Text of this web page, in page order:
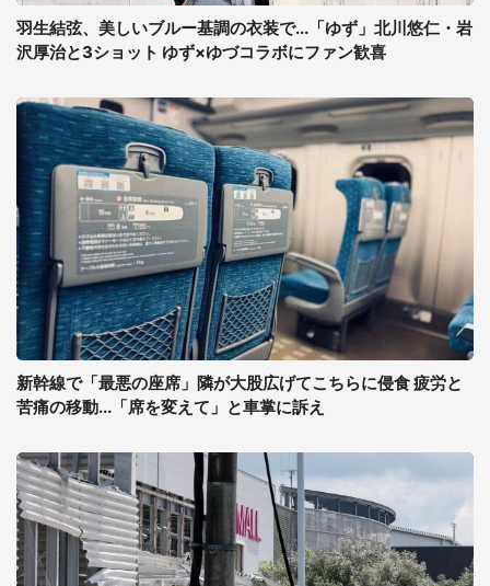
羽生結弦、美しいブルー基調の衣装で...「ゆず」北川悠仁・岩
沢厚治と3ショット ゆず×ゆづコラボにファン歓喜
新幹線で「最悪の座席」隣が大股広げてこちらに侵食 疲労と
苦痛の移動...「席を変えて」と車掌に訴え